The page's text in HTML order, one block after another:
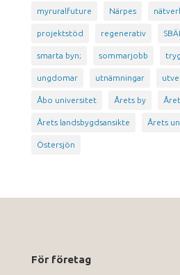
myruralfuture Närpes
projektstöd regenerativ
smarta byn; sommarjobb
ungdomar utnämningar
Åbo universitet Årets by
Årets landsbygdsansikte Årets
Östersjön
För företag